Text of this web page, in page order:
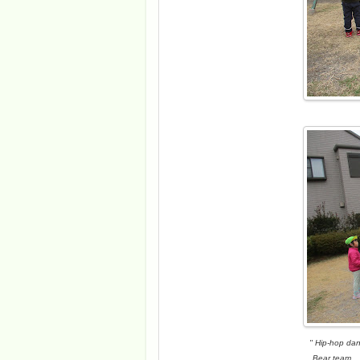
'' Hip-hop
Bear team